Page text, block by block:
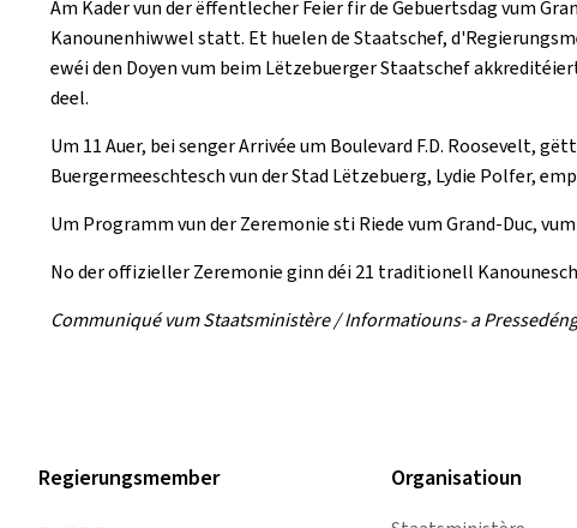
Am Kader vun der ëffentlecher Feier fir de Gebuertsdag vum
Kanounenhiwwel statt. Et huelen de Staatschef,
ewéi den Doyen vum beim Lëtzebuerger Staatschef
deel.
Um 11 Auer, bei senger Arrivée um Boulevard F.D. Roosevelt,
Buergermeeschtesch vun der Stad Lëtzebuerg, Lydie Polfer,
Um Programm vun der Zeremonie sti Riede vum Grand-Duc,
No der offizieller Zeremonie ginn déi 21 traditionell
Communiqué vum Staatsministère / Informatiouns- a
Regierungsmember Organisatioun